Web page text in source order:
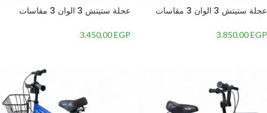
عجلة ستيتش 3 الوان 3 مقاسات
– 20 inch, Blue
3.850,00EGP
عجلة ستيتش 3 الوان 3 مقاسات
– 16 inch, Red
3.450,00EGP